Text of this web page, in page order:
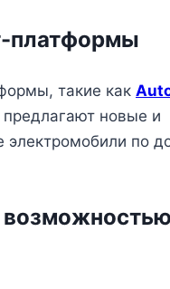
платформы
такие как
предлагают новые и
электромобили по